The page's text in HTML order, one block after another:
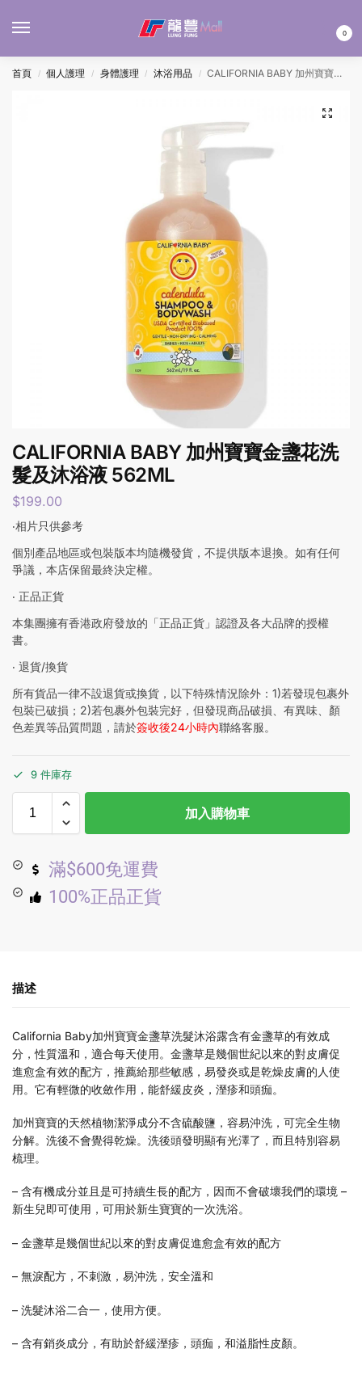
0
首頁 / 個人護理 / 身體護理 / 沐浴用品 / CALIFORNIA BABY 加州寶寶金盞花洗髮及沐浴液 562ML
CALIFORNIA BABY 加州寶寶金盞花洗
髮及沐浴液 562ML
$199.00
‧相片只供參考
個別產品地區或包裝版本均隨機發貨，不提供版本退換。如有任何
爭議，本店保留最終決定權。
‧ 正品正貨
本集團擁有香港政府發放的「正品正貨」認證及各大品牌的授權
書。
‧ 退貨/換貨
所有貨品一律不設退貨或換貨，以下特殊情況除外：1)若發現包裹外
包裝已破損；2)若包裹外包裝完好，但發現商品破損、有異味、顏
色差異等品質問題，請於簽收後24小時內聯絡客服。
9 件庫存
加入購物車
滿$600免運費
100%正品正貨
描述
California Baby加州寶寶金盞草洗髮沐浴露含有金盞草的有效成
分，性質溫和，適合每天使用。金盞草是幾個世紀以來的對皮膚促
進愈盒有效的配方，推薦給那些敏感，易發炎或是乾燥皮膚的人使
用。它有輕微的收斂作用，能舒緩皮炎，溼疹和頭痂。
加州寶寶的天然植物潔淨成分不含硫酸鹽，容易沖洗，可完全生物
分解。洗後不會覺得乾燥。洗後頭發明顯有光澤了，而且特別容易
梳理。
– 含有機成分並且是可持續生長的配方，因而不會破壞我們的環境 –
新生兒即可使用，可用於新生寶寶的一次洗浴。
– 金盞草是幾個世紀以來的對皮膚促進愈盒有效的配方
– 無淚配方，不刺激，易沖洗，安全溫和
– 洗髮沐浴二合一，使用方便。
– 含有銷炎成分，有助於舒緩溼疹，頭痂，和溢脂性皮顏。